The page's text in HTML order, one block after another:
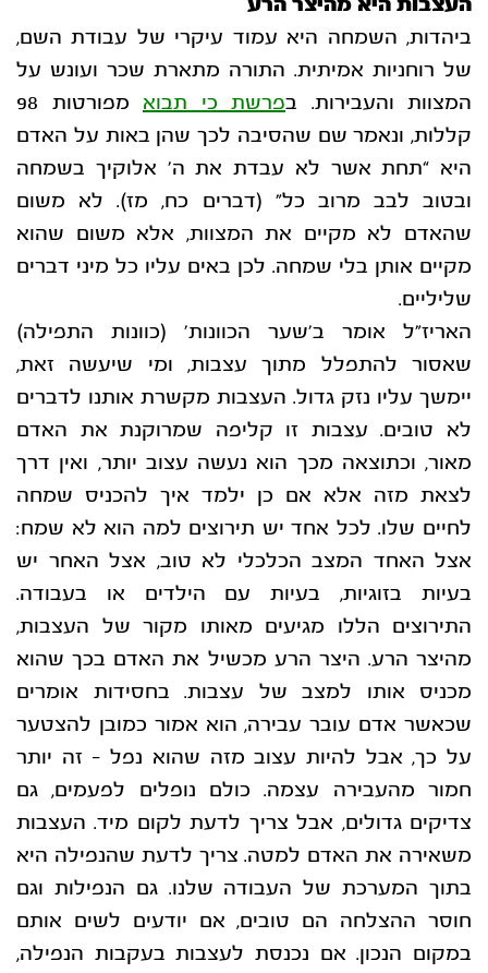
העצבות היא מהיצר הרע
ביהדות, השמחה היא עמוד עיקרי של עבודת השם,
של רוחניות אמיתית. התורה מתארת שכר ועונש על
המצוות והעבירות. בפרשת כי תבוא
מפורטות 98
קללות, ונאמר שם שהסיבה לכך שהן באות על האדם
היא “תחת אשר לא עבדת את ה’ אלוקיך בשמחה
ובטוב לבב מרוב כל” (דברים כח, מז). לא משום
שהאדם לא מקיים את המצוות, אלא משום שהוא
מקיים אותן בלי שמחה. לכן באים עליו כל מיני דברים
שליליים.
האריז”ל אומר ב’שער הכוונות’ (כוונות התפילה)
שאסור להתפלל מתוך עצבות, ומי שיעשה זאת,
יימשך עליו נזק גדול. העצבות מקשרת אותנו לדברים
לא טובים. עצבות זו קליפה שמרוקנת את האדם
מאור, וכתוצאה מכך הוא נעשה עצוב יותר, ואין דרך
לצאת מזה אלא אם כן ילמד איך להכניס שמחה
לחיים שלו. לכל אחד יש תירוצים למה הוא לא שמח:
אצל האחד המצב הכלכלי לא טוב, אצל האחר יש
בעיות בזוגיות, בעיות עם הילדים או בעבודה.
התירוצים הללו מגיעים מאותו מקור של העצבות,
מהיצר הרע. היצר הרע מכשיל את האדם בכך שהוא
מכניס אותו למצב של עצבות. בחסידות אומרים
שכאשר אדם עובר עבירה, הוא אמור כמובן להצטער
על כך, אבל להיות עצוב מזה שהוא נפל – זה יותר
חמור מהעבירה עצמה. כולם נופלים לפעמים, גם
צדיקים גדולים, אבל צריך לדעת לקום מיד. העצבות
משאירה את האדם למטה. צריך לדעת שהנפילה היא
בתוך המערכת של העבודה שלנו. גם הנפילות וגם
חוסר ההצלחה הם טובים, אם יודעים לשים אותם
במקום הנכון. אם נכנסת לעצבות בעקבות הנפילה,